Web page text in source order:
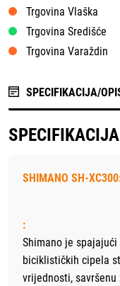
Trgovina Vlaška
Trgovina Središće
Trgovina Varaždin
SPECIFIKACIJA/
SHIMANO SH-
:
Shimano je
biciklističkih cipela
vrijednosti,